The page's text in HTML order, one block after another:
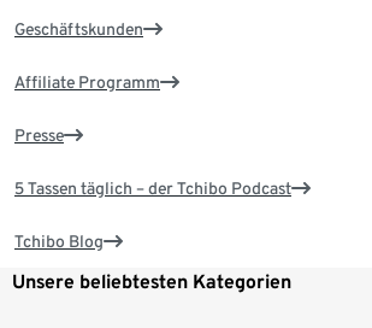
Geschäftskunden
Affiliate Programm
Presse
5 Tassen täglich – der Tchibo Podcast
Tchibo Blog
Unsere beliebtesten Kategorien